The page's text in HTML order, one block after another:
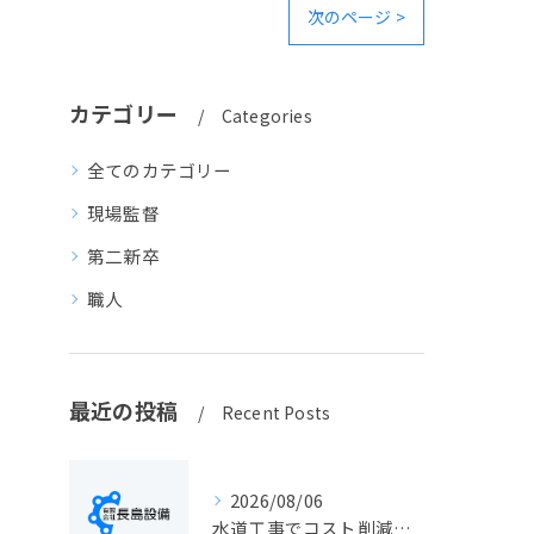
次のページ >
カテゴリー Categories
全てのカテゴリー
現場監督
第二新卒
職人
最近の投稿 Recent Posts
2026/08/06
水道工事でコスト削減を実現する静岡県静岡市の手続きと費用見直しポイント